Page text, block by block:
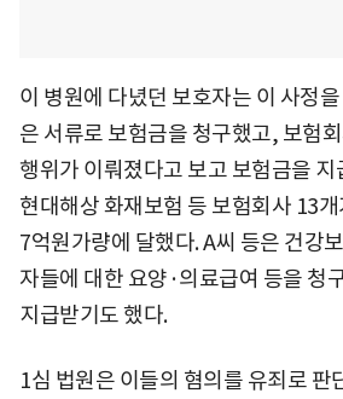
이 병원에 다녔던 보호자는 이 사정
은 서류로 보험금을 청구했고, 보험
행위가 이뤄졌다고 보고 보험금을
현대해상 화재보험 등 보험회사 13
7억원가량에 달했다. A씨 등은 건강
자들에 대한 요양·의료급여 등을 청
지급받기도 했다.
1심 법원은 이들의 혐의를 유죄로 판